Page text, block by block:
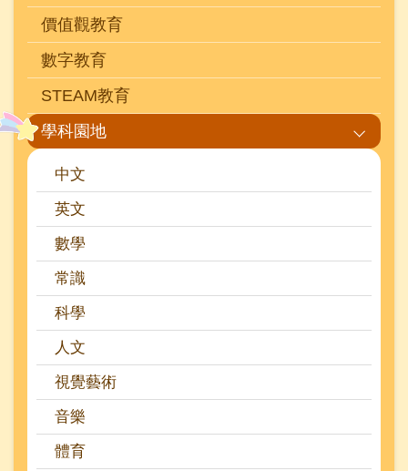
價值觀教育
數字教育
STEAM教育
學科園地
中文
英文
數學
常識
科學
人文
視覺藝術
音樂
體育